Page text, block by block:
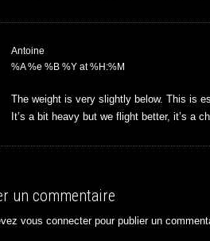
Antoine
%A %e %B %Y at %H:%M
The weight is very slightly below. This is
It’s a bit heavy but we flight better, it’s a
un commentaire
vous connecterpour publier un